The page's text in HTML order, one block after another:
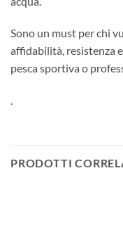
Sono un must per chi
affidabilità, resistenza
pesca sportiva o
.
PRODOTTI